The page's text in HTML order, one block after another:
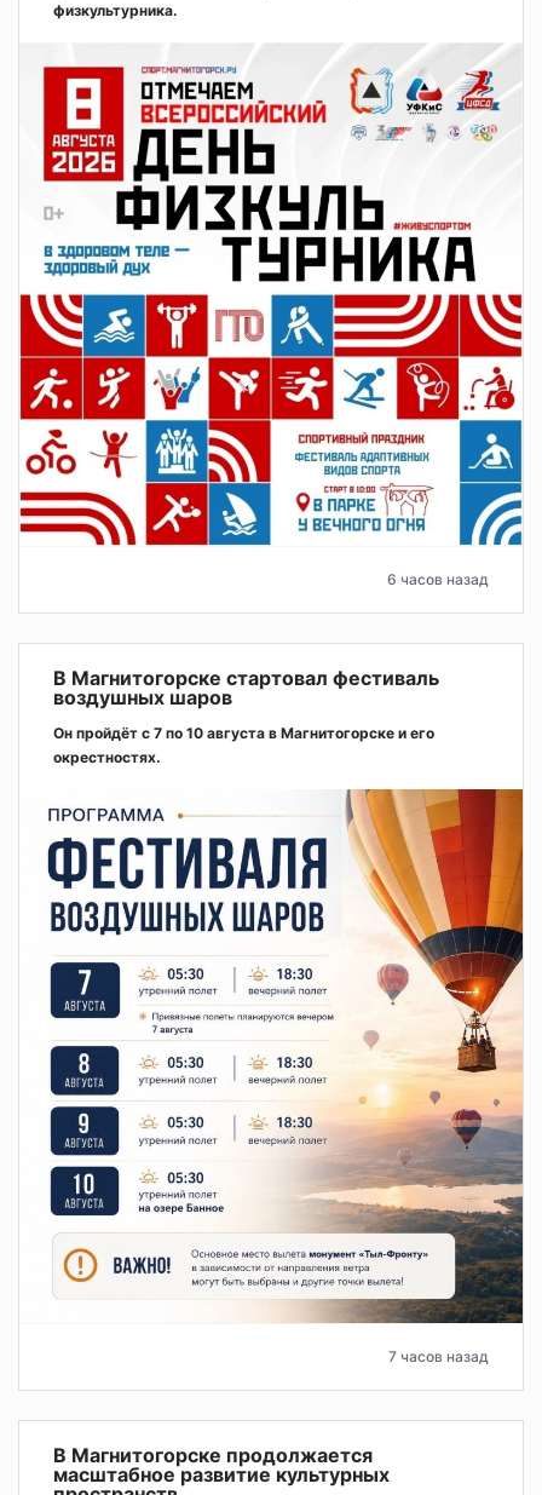
физкультурника.
6 часов назад
В Магнитогорске стартовал фестиваль
воздушных шаров
Он пройдёт с 7 по 10 августа в Магнитогорске и его
окрестностях.
7 часов назад
В Магнитогорске продолжается
масштабное развитие культурных